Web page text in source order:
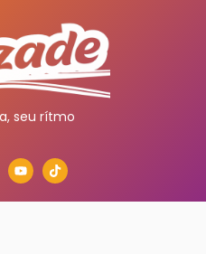
seu rítmo